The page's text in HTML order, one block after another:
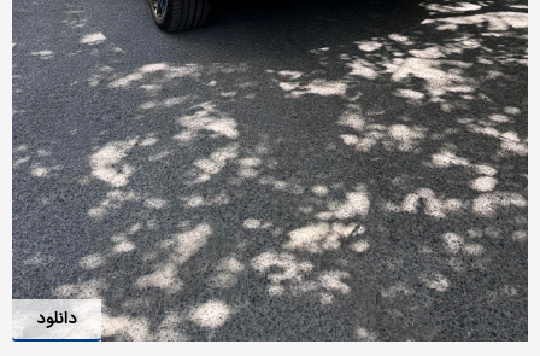
دانلود